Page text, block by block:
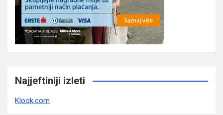
Najjeftiniji izleti
Klook.com